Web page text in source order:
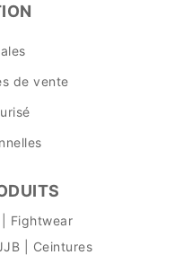
de vente
Fightwear
| Ceintures